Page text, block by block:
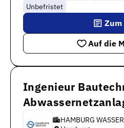
Unbefristet
Auf die
Zum
Ingenieur
HAMBURG WASSER